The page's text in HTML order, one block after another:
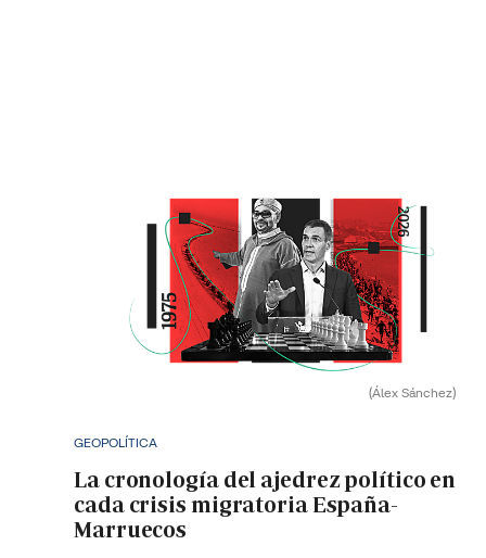
(Álex Sánchez)
GEOPOLÍTICA
La cronología del ajedrez político en
cada crisis migratoria España-
Marruecos